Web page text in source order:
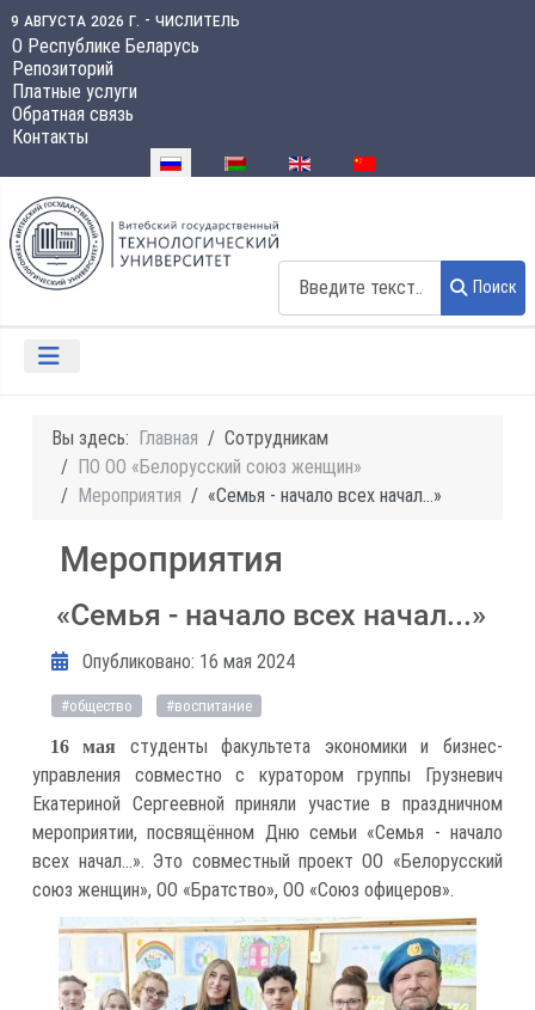
9 августа 2026 г. - числитель
О Республике Беларусь
Репозиторий
Платные услуги
Обратная связь
Контакты
Выберите язык
Поиск
Вы здесь: Главная
Сотрудникам
ПО ОО «Белорусский союз женщин»
Мероприятия
«Семья - начало всех начал...»
Мероприятия
«Семья - начало всех начал...»
Информация о материале
Опубликовано: 16 мая 2024
#общество #воспитание
16 мая
студенты факультета экономики и бизнес-
управления совместно с куратором группы Грузневич
Екатериной Сергеевной приняли участие в праздничном
мероприятии, посвящённом Дню семьи «Семья - начало
всех начал...». Это совместный проект ОО «Белорусский
союз женщин», ОО «Братство», ОО «Союз офицеров».